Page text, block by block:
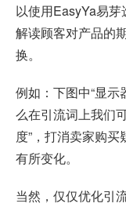
以使用EasyYa易芽
解读顾客对产品的
换。
例如：下图中“显示
么在引流词上我们
度”，打消卖家购
有所变化。
当然，仅仅优化引